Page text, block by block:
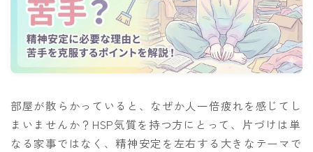
部屋が散らかっていると、なぜか人一倍疲れを感じてし
まいませんか？HSP気質を持つ方にとって、片づけは単
なる家事ではなく、精神安定を左右する大きなテーマで